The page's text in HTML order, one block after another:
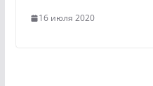
16 июля 2020